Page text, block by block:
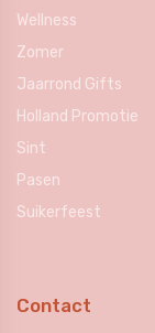
Wellness
Zomer
Jaarrond Gifts
Holland Promotie
Sint
Pasen
Suikerfeest
Contact